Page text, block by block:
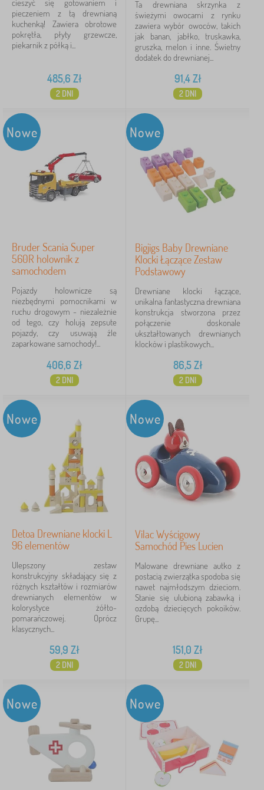
cieszyć się gotowaniem i
pieczeniem z tą drewnianą
kuchenką! Zawiera obrotowe
pokrętła, płyty grzewcze,
piekarnik z półką i...
485,6 Zł
2 DNI
Ta drewniana skrzynka z
świeżymi owocami z rynku
zawiera wybór owoców, takich
jak banan, jabłko, truskawka,
gruszka, melon i inne. Świetny
dodatek do drewnianej...
91,4Zł
2 DNI
Nowe
Bruder Scania Super
560R holownik z
samochodem
Pojazdy holownicze są
niezbędnymi pomocnikami w
ruchu drogowym - niezależnie
od tego, czy holują zepsute
pojazdy, czy usuwają źle
zaparkowane samochody!...
406,6 Zł
2 DNI
Nowe
Bigjigs Baby Drewniane
Klocki Łączące Zestaw
Podstawowy
Drewniane klocki łączące,
unikalna fantastyczna drewniana
konstrukcja stworzona przez
połączenie doskonale
ukształtowanych drewnianych
klocków i plastikowych...
86,5Zł
2 DNI
Nowe
Detoa Drewniane klocki L
96 elementów
Ulepszony zestaw
konstrukcyjny składający się z
różnych kształtów i rozmiarów
drewnianych elementów w
kolorystyce żółto-
pomarańczowej. Oprócz
klasycznych...
59,9 Zł
2 DNI
Nowe
Vilac Wyścigowy
Samochód Pies Lucien
Malowane drewniane autko z
postacią zwierzątka spodoba się
nawet najmłodszym dzieciom.
Stanie się ulubioną zabawką i
ozdobą dziecięcych pokoików.
Grupę...
151,0 Zł
2 DNI
Nowe Nowe